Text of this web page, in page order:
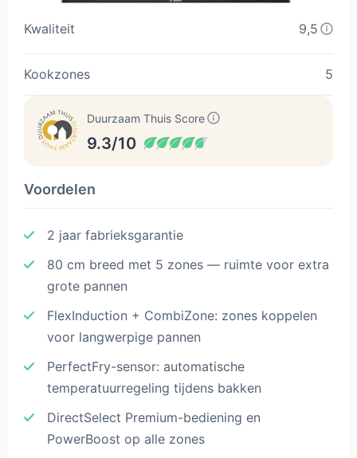
Kwaliteit 9,5
Kookzones 5
Duurzaam Thuis Score
9.3/10
Voordelen
2 jaar fabrieksgarantie
80 cm breed met 5 zones — ruimte voor extra
grote pannen
FlexInduction + CombiZone: zones koppelen
voor langwerpige pannen
PerfectFry-sensor: automatische
temperatuurregeling tijdens bakken
DirectSelect Premium-bediening en
PowerBoost op alle zones